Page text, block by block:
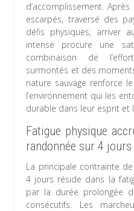
d’accomplissement.
escarpés, traversé des
défis physiques, arriver
intense procure une
combinaison de
surmontés et des
nature sauvage renforce
l’environnement qui les
durable dans leur esprit et
Fatigue physique
randonnée sur 4
La principale contrainte
4 jours réside dans la
par la durée prolongée
consécutifs. Les